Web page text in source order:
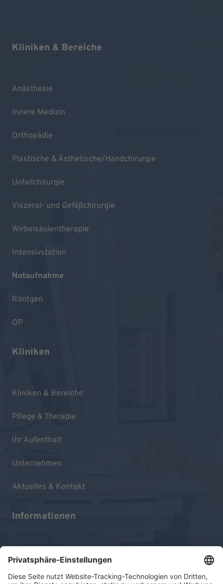
Kliniken & Bereiche
Anästhesie
Innere Medizin
Orthopädie
Plastische & Ästhetische/Handchirurgie
Unfallchirurgie
Viszeral- und Gefäßchirurgie
Wirbelsäulentherapie
Intensivstation
Notaufnahme
Röntgen
OP
Kliniken
Kliniken & Bereiche
Pflege & Therapie
Ihr Aufenthalt
Unternehmen
Aktuelles & Kontakt
Informationen
Impressum
Datenschutz